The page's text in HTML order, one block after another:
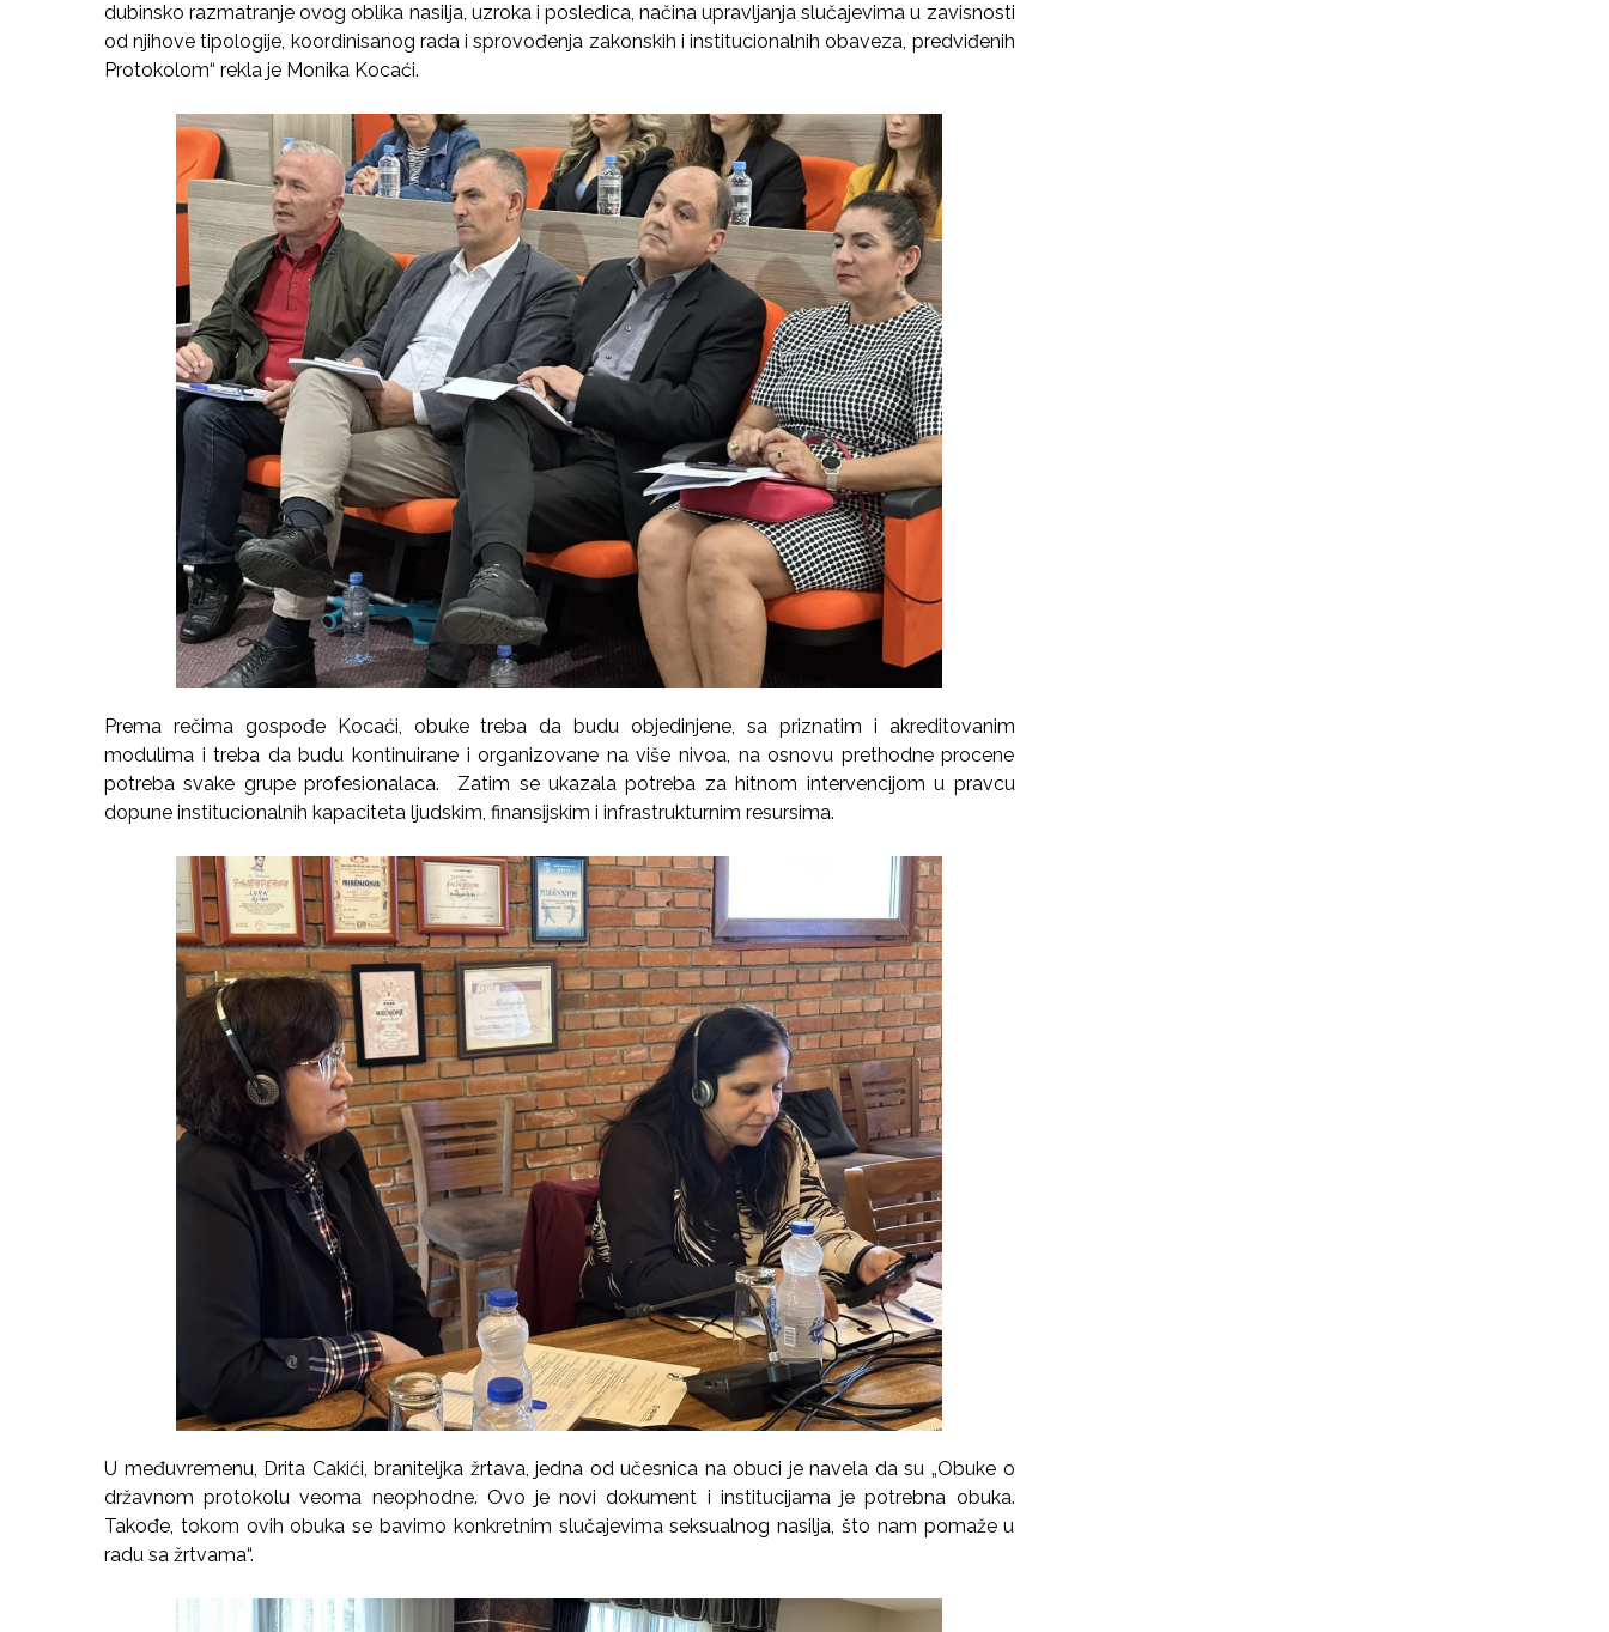
dubinsko razmatranje ovog oblika nasilja, uzroka i posledica, načina upravljanja slučajevima u zavisnosti
od njihove tipologije, koordinisanog rada i sprovođenja zakonskih i institucionalnih obaveza, predviđenih
Protokolom“ rekla je Monika Kocaći.
Prema rečima gospođe Kocaći, obuke treba da budu objedinjene, sa priznatim i akreditovanim
modulima i treba da budu kontinuirane i organizovane na više nivoa, na osnovu prethodne procene
potreba svake grupe profesionalaca. Zatim se ukazala potreba za hitnom intervencijom u pravcu
dopune institucionalnih kapaciteta ljudskim, finansijskim i infrastrukturnim resursima.
U međuvremenu, Drita Cakići, braniteljka žrtava, jedna od učesnica na obuci je navela da su „Obuke o
državnom protokolu veoma neophodne. Ovo je novi dokument i institucijama je potrebna obuka.
Takođe, tokom ovih obuka se bavimo konkretnim slučajevima seksualnog nasilja, što nam pomaže u
radu sa žrtvama“.